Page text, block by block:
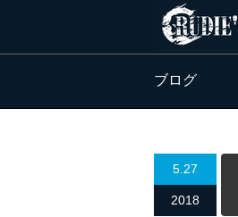
ブログ
5.27
2018